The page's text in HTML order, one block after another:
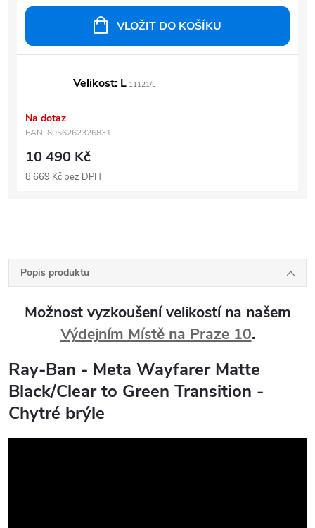
VLOŽIT DO KOŠÍKU
Velikost: L 11121/L
Na dotaz
EAN: 8056262326831
10 490 Kč
8 669 Kč bez DPH
Popis produktu
Možnost vyzkoušení velikostí na našem
Výdejním Místě na Praze 10.
Ray-Ban - Meta Wayfarer Matte
Black/Clear to Green Transition -
Chytré brýle